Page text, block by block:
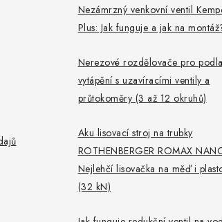
Nezámrzný venkovní ventil
Plus: Jak funguje a jak na
Nerezové rozdělovače pro
vytápění s uzavíracími ventily a
průtokoměry (3 až 12 okruhů)
Aku lisovací stroj na trubky
ROTHENBERGER ROMAX
Nejlehčí lisovačka na měď i
(32 kN)